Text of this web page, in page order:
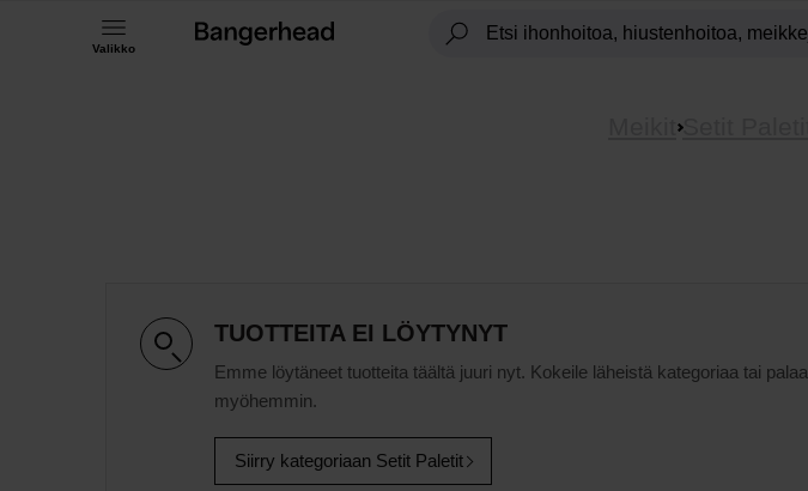
Valikko
Setit Paletit
TUOTTEITA EI LÖYTYNYT
Emme löytäneet tuotteita täältä juuri nyt. Kokeile läheistä kategoriaa tai palaa
myöhemmin.
Siirry kategoriaan Setit Paletit